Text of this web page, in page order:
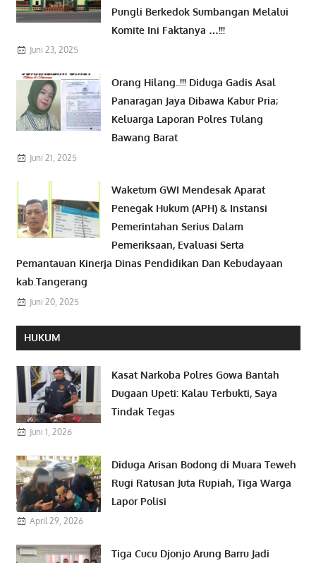
Pungli Berkedok Sumbangan Melalui
Komite Ini Faktanya …!!!
Juni 23, 2025
Orang Hilang..!!! Diduga Gadis Asal
Panaragan Jaya Dibawa Kabur Pria;
Keluarga Laporan Polres Tulang
Bawang Barat
Juni 21, 2025
Waketum GWI Mendesak Aparat
Penegak Hukum (APH) & Instansi
Pemerintahan Serius Dalam
Pemeriksaan, Evaluasi Serta
Pemantauan Kinerja Dinas Pendidikan Dan Kebudayaan
kab.Tangerang
Juni 20, 2025
HUKUM
Kasat Narkoba Polres Gowa Bantah
Dugaan Upeti: Kalau Terbukti, Saya
Tindak Tegas
Juni 1, 2026
Diduga Arisan Bodong di Muara Teweh
Rugi Ratusan Juta Rupiah, Tiga Warga
Lapor Polisi
April 29, 2026
Tiga Cucu Djonjo Arung Barru Jadi